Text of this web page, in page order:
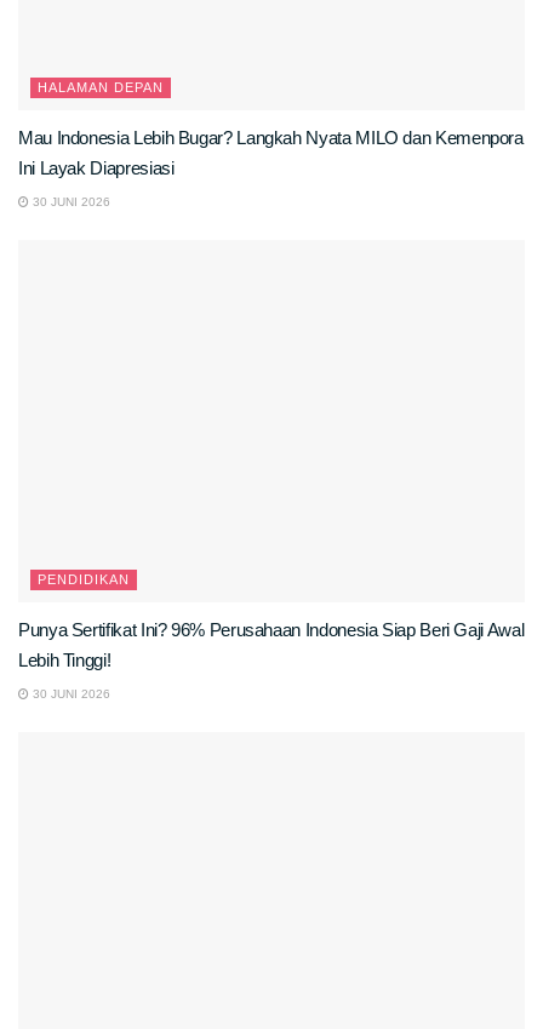
HALAMAN DEPAN
Mau Indonesia Lebih Bugar? Langkah Nyata MILO dan Kemenpora
Ini Layak Diapresiasi
30 JUNI 2026
PENDIDIKAN
Punya Sertifikat Ini? 96% Perusahaan Indonesia Siap Beri Gaji Awal
Lebih Tinggi!
30 JUNI 2026